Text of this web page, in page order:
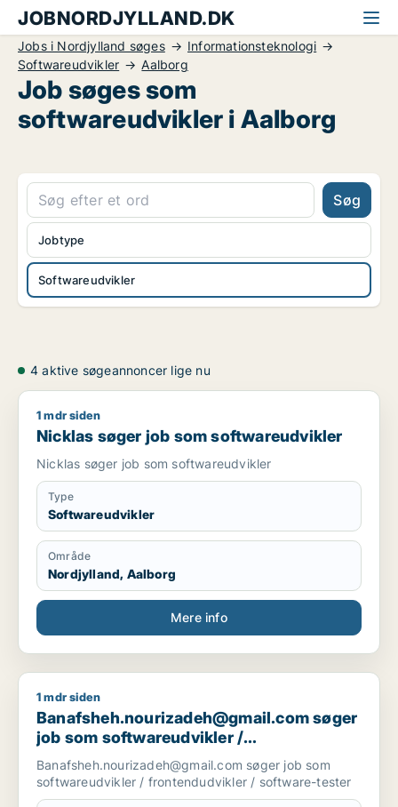
JOBNORDJYLLAND.DK
Jobs i Nordjylland søges
Informationsteknologi
Softwareudvikler
Aalborg
Job søges som
softwareudvikler i Aalborg
Søg
Softwareudvikler
Jobtype
4 aktive søgeannoncer lige nu
Nicklas søger job som softwareudvikler
1 mdr siden
Nicklas søger job som softwareudvikler
Nicklas søger job som softwareudvikler
Type
Softwareudvikler
Område
Nordjylland, Aalborg
Mere info
Banafsheh.nourizadeh@gmail.com søger job som
1 mdr siden
Banafsheh.nourizadeh@gmail.com søger
job som softwareudvikler /
frontendudvikler / software-tester
Banafsheh.nourizadeh@gmail.com søger job som
softwareudvikler / frontendudvikler / software-tester